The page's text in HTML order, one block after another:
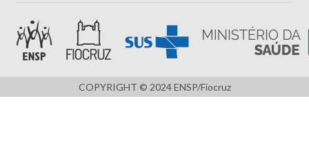
COPYRIGHT © 2024 ENSP/Fiocruz